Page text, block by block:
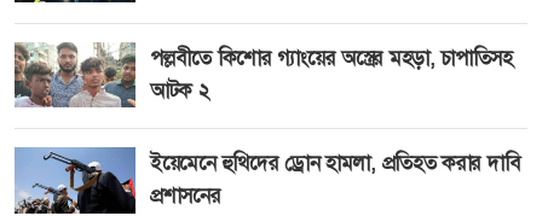
পল্লবীতে কিশোর গ্যাংয়ের অস্ত্রের মহড়া, চাপাতিসহ
আটক ২
ইয়েমেনে হুথিদের ড্রোন হামলা, প্রতিহত করার দাবি
প্রশাসনের